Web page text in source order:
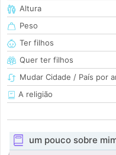
Altura
Peso
Ter filhos
Quer ter filhos
Mudar Cidade / País por
A religião
um pouco sobre